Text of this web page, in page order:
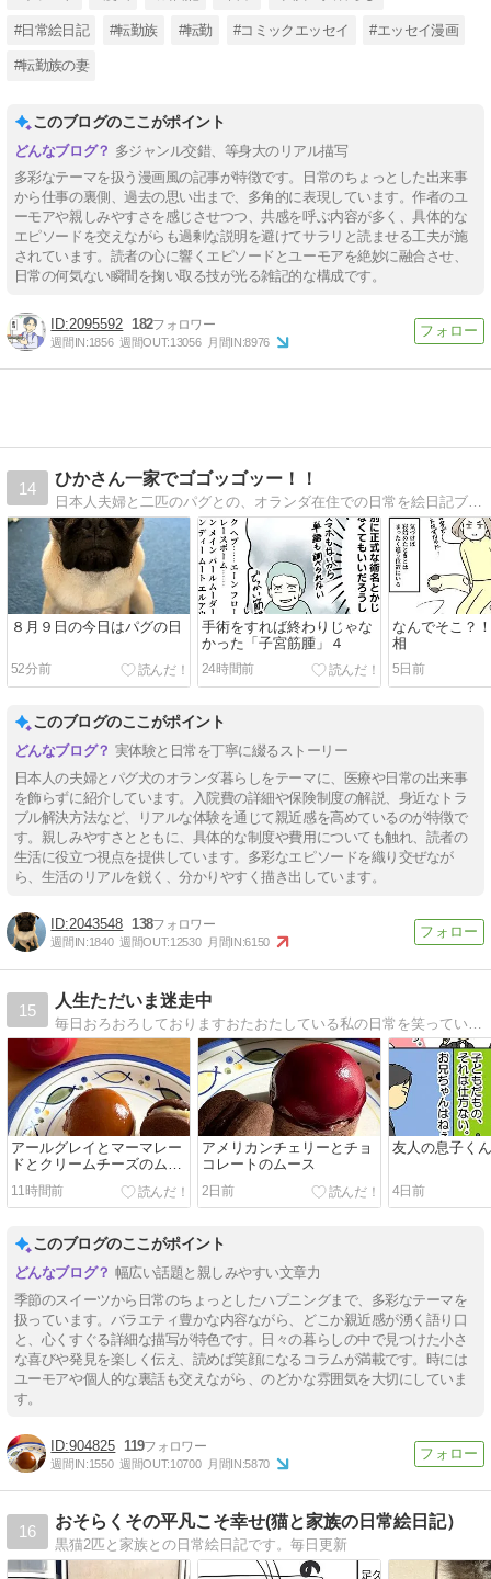
#日常絵日記 #転勤族 #転勤 #コミックエッセイ #エッセイ漫画
#転勤族の妻
このブログのここがポイント
多ジャンル交錯、等身大のリアル描写
多彩なテーマを扱う漫画風の記事が特徴です。日常のちょっとした出来事
から仕事の裏側、過去の思い出まで、多角的に表現しています。作者のユ
ーモアや親しみやすさを感じさせつつ、共感を呼ぶ内容が多く、具体的な
エピソードを交えながらも過剰な説明を避けてサラリと読ませる工夫が施
されています。読者の心に響くエピソードとユーモアを絶妙に融合させ、
日常の何気ない瞬間を掬い取る技が光る雑記的な構成です。
2095592 182
週間IN:1856 週間OUT:13056 月間IN:8976
14
ひかさん一家でゴゴッゴッー！！
日本人夫婦と二匹のパグとの、オランダ在住での日常を絵日記ブログで描いてます。
８月９日の今日はパグの日
52分前
手術をすれば終わりじゃな
かった「子宮筋腫」４
24時間前
なんでそこ？
相
5日前
このブログのここがポイント
実体験と日常を丁寧に綴るストーリー
日本人の夫婦とパグ犬のオランダ暮らしをテーマに、医療や日常の出来事
を飾らずに紹介しています。入院費の詳細や保険制度の解説、身近なトラ
ブル解決方法など、リアルな体験を通じて親近感を高めているのが特徴で
す。親しみやすさとともに、具体的な制度や費用についても触れ、読者の
生活に役立つ視点を提供しています。多彩なエピソードを織り交ぜなが
ら、生活のリアルを鋭く、分かりやすく描き出しています。
2043548 138
週間IN:1840 週間OUT:12530 月間IN:6150
15
人生ただいま迷走中
アールグレイとマーマレー
ドとクリームチーズのムー
11時間前
アメリカンチェリーとチョ
コレートのムース
2日前
友人の息子く
4日前
このブログのここがポイント
幅広い話題と親しみやすい文章力
季節のスイーツから日常のちょっとしたハプニングまで、多彩なテーマを
扱っています。バラエティ豊かな内容ながら、どこか親近感が湧く語り口
と、心くすぐる詳細な描写が特色です。日々の暮らしの中で見つけた小さ
な喜びや発見を楽しく伝え、読めば笑顔になるコラムが満載です。時には
ユーモアや個人的な裏話も交えながら、のどかな雰囲気を大切にしていま
す。
904825 119
週間IN:1550 週間OUT:10700 月間IN:5870
16
おそらくその平凡こそ幸せ(猫と家族の日常絵日記）
黒猫2匹と家族との日常絵日記です。毎日更新